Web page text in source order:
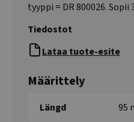
tyyppi = DR 800026.
Tiedostot
Lataa tuote-esite
Määrittely
Längd 95